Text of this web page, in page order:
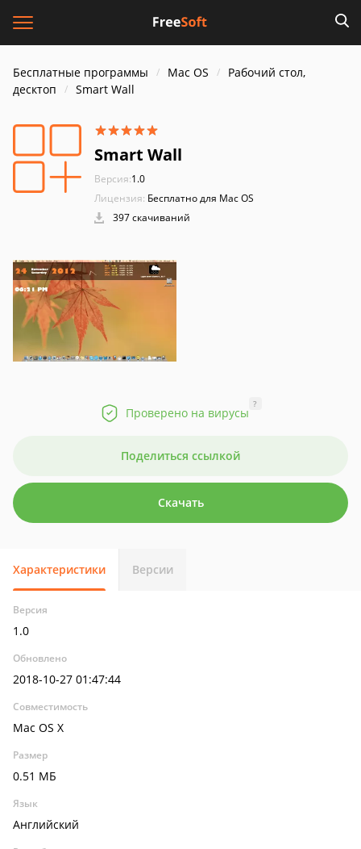
Бесплатные программы Mac OS
Рабочий стол,
десктоп
Smart Wall
Smart Wall
Версия:1.0
Лицензия: Бесплатно для Mac OS
397 скачиваний
Проверено на вирусы
?
Поделиться ссылкой
Скачать
Характеристики Версии
Версия
1.0
Обновлено
2018-10-27 01:47:44
Совместимость
Mac OS X
Размер
0.51 МБ
Язык
Английский